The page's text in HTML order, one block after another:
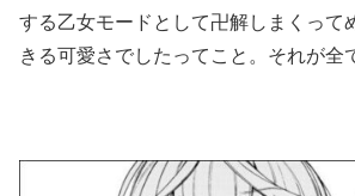
する乙女モードとして卍解しまくって
きる可愛さでしたってこと。それが全